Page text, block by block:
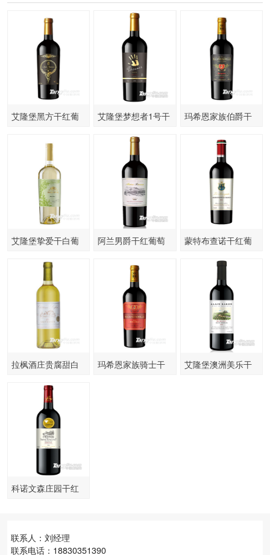
艾隆堡黑方干红葡
艾隆堡梦想者1号干
玛希恩家族伯爵干
艾隆堡挚爱干白葡
阿兰男爵干红葡萄
蒙特布查诺干红葡
拉枫酒庄贵腐甜白
玛希恩家族骑士干
艾隆堡澳洲美乐干
科诺文森庄园干红
联系人：刘经理
联系电话：18830351390